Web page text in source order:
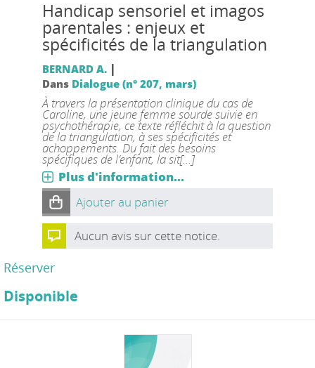
Handicap sensoriel et imagos
parentales : enjeux et
spécificités de la triangulation
BERNARD A. |
Dans Dialogue (n° 207, mars)
À travers la présentation clinique du cas de
Caroline, une jeune femme sourde suivie en
psychothérapie, ce texte réfléchit à la question
de la triangulation, à ses spécificités et
achoppements. Du fait des besoins
spécifiques de l’enfant, la sit[...]
Plus d'information...
Ajouter au panier
Aucun avis sur cette notice.
Réserver
Disponible